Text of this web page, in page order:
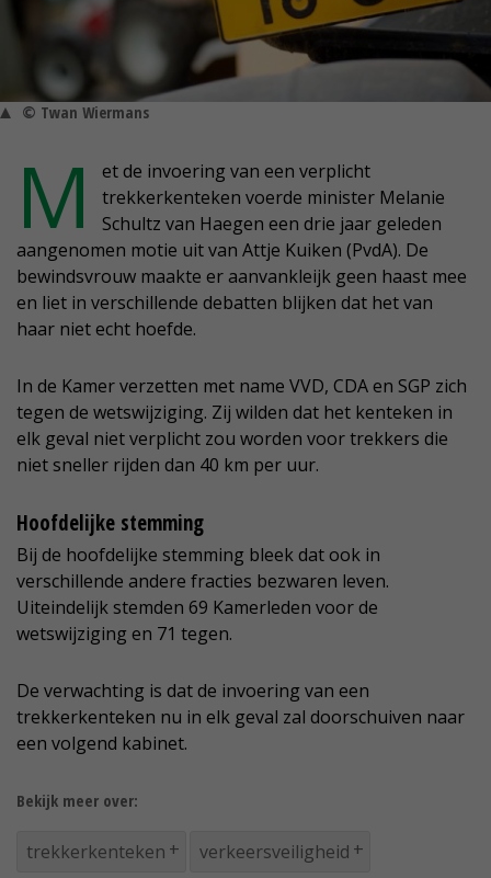
© Twan Wiermans
M
et de invoering van een verplicht
trekkerkenteken voerde minister Melanie
Schultz van Haegen een drie jaar geleden
aangenomen motie uit van Attje Kuiken (PvdA). De
bewindsvrouw maakte er aanvankleijk geen haast mee
en liet in verschillende debatten blijken dat het van
haar niet echt hoefde.
In de Kamer verzetten met name VVD, CDA en SGP zich
tegen de wetswijziging. Zij wilden dat het kenteken in
elk geval niet verplicht zou worden voor trekkers die
niet sneller rijden dan 40 km per uur.
Hoofdelijke stemming
Bij de hoofdelijke stemming bleek dat ook in
verschillende andere fracties bezwaren leven.
Uiteindelijk stemden 69 Kamerleden voor de
wetswijziging en 71 tegen.
De verwachting is dat de invoering van een
trekkerkenteken nu in elk geval zal doorschuiven naar
een volgend kabinet.
Bekijk meer over:
trekkerkenteken verkeersveiligheid